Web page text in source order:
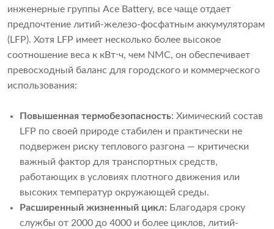
инженерные группы Ace Battery, все чаще отдает
предпочтение литий-железо-фосфатным аккумуляторам
(LFP). Хотя LFP имеет несколько более высокое
соотношение веса к кВт⋅ч, чем NMC, он обеспечивает
превосходный баланс для городского и коммерческого
использования:
Повышенная термобезопасность: Химический состав
LFP по своей природе стабилен и практически не
подвержен риску теплового разгона — критически
важный фактор для транспортных средств,
работающих в условиях плотного движения или
высоких температур окружающей среды.
Расширенный жизненный цикл: Благодаря сроку
службы от 2000 до 4000 и более циклов, литий-